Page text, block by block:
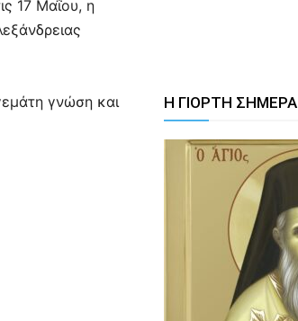
17 Μαΐου, η
γνώση και
Η ΓΙΟΡΤΗ ΣΗΜΕΡΑ